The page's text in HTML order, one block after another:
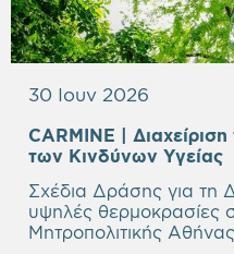
30 Ιουν 2026
CARMINE |
των Κινδύνων Υγείας
Σχέδια Δράσης για τη
υψηλές θερμοκρασίες
Μητροπολιτικής